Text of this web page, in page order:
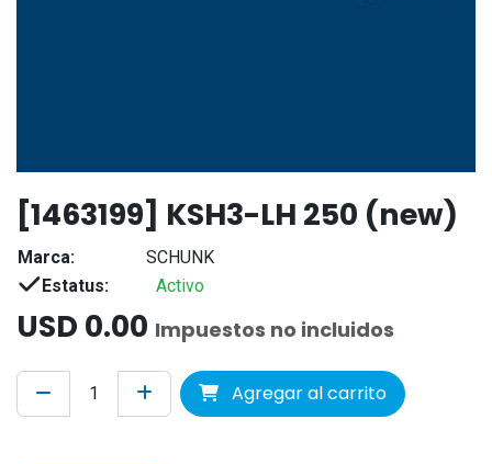
[1463199] KSH3-LH 250 (new)
Marca:
SCHUNK
Estatus:
Activo
USD 0.00 Impuestos no incluidos
Agregar al carrito